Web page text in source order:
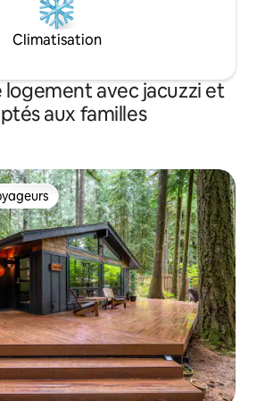
Climatisation
logement avec jacuzzi et
aux familles
les plus appréciés